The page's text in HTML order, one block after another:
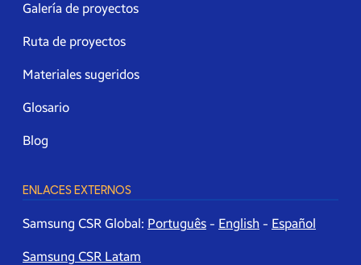
Galería de proyectos
Ruta de proyectos
Materiales sugeridos
Glosario
Blog
ENLACES EXTERNOS
Samsung CSR Global: Português - English - Español
Samsung CSR Latam